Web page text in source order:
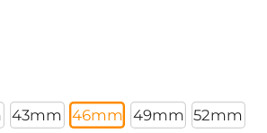
43mm 46mm 49mm 52mm